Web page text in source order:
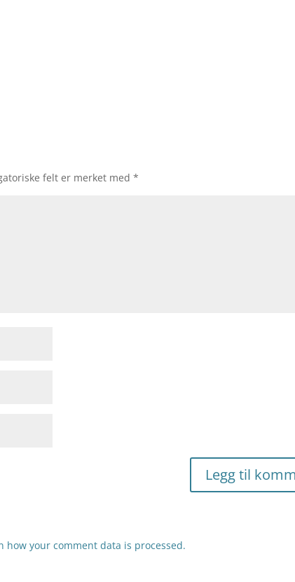
felt er merket med*
how your comment data is processed.